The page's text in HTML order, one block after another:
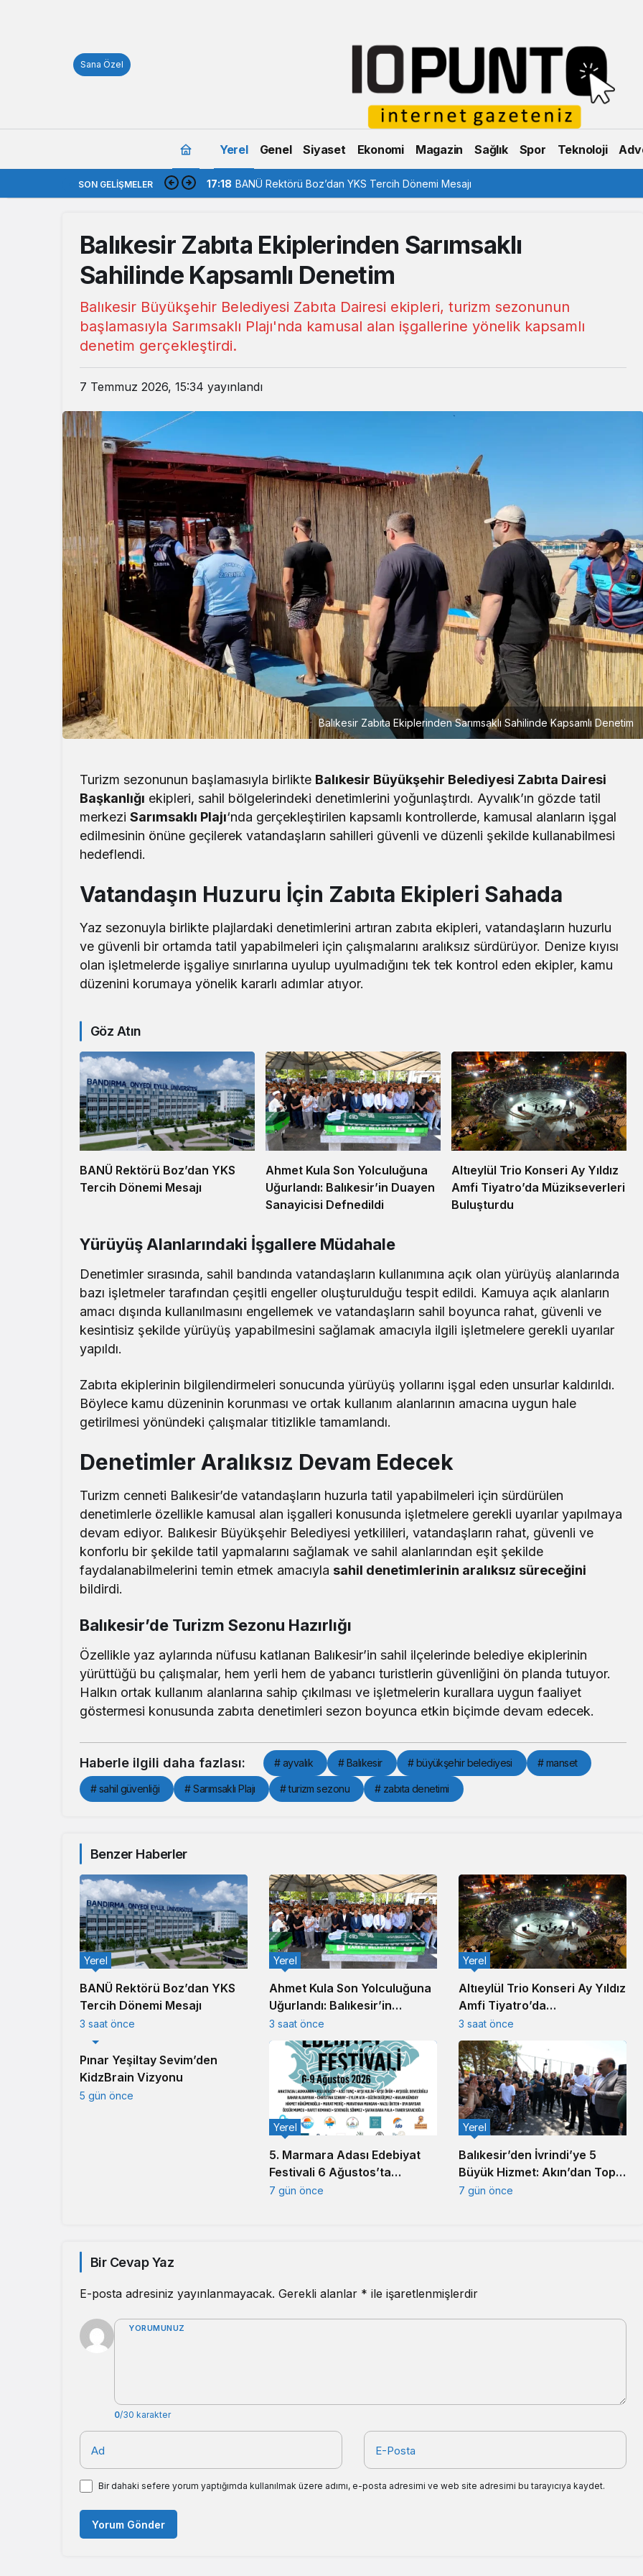
Sana Özel
Yerel Genel Siyaset Ekonomi Magazin Sağlık Spor Teknoloji
SON GELIŞMELER 17:18 BANÜ Rektörü Boz’dan YKS Tercih Dönemi Mesajı
Balıkesir Zabıta Ekiplerinden Sarımsaklı
Sahilinde Kapsamlı Denetim
Balıkesir Büyükşehir Belediyesi Zabıta Dairesi ekipleri, turizm sezonunun
başlamasıyla Sarımsaklı Plajı'nda kamusal alan işgallerine yönelik kapsamlı
denetim gerçekleştirdi.
7 Temmuz 2026, 15:34 yayınlandı
Balıkesir Zabıta Ekiplerinden Sarımsaklı Sahilinde Kapsamlı Denetim
Turizm sezonunun başlamasıyla birlikte Balıkesir Büyükşehir Belediyesi Zabıta Dairesi
Başkanlığı ekipleri, sahil bölgelerindeki denetimlerini yoğunlaştırdı. Ayvalık’ın gözde tatil
merkeziSarımsaklı Plajı‘nda gerçekleştirilen kapsamlı kontrollerde, kamusal alanların işgal
edilmesinin önüne geçilerek vatandaşların sahilleri güvenli ve düzenli şekilde kullanabilmesi
hedeflendi.
Vatandaşın Huzuru İçin Zabıta Ekipleri Sahada
Yaz sezonuyla birlikte plajlardaki denetimlerini artıran zabıta ekipleri, vatandaşların huzurlu
ve güvenli bir ortamda tatil yapabilmeleri için çalışmalarını aralıksız sürdürüyor. Denize kıyısı
olan işletmelerde işgaliye sınırlarına uyulup uyulmadığını tek tek kontrol eden ekipler, kamu
düzenini korumaya yönelik kararlı adımlar atıyor.
Göz Atın
BANÜ Rektörü Boz’dan YKS
Tercih Dönemi Mesajı
Ahmet Kula Son Yolculuğuna
Uğurlandı: Balıkesir’in Duayen
Sanayicisi Defnedildi
Altıeylül Trio Konseri Ay Yıldız
Amfi Tiyatro’da Müzikseverleri
Buluşturdu
Yürüyüş Alanlarındaki İşgallere Müdahale
Denetimler sırasında, sahil bandında vatandaşların kullanımına açık olan yürüyüş alanlarında
bazı işletmeler tarafından çeşitli engeller oluşturulduğu tespit edildi. Kamuya açık alanların
amacı dışında kullanılmasını engellemek ve vatandaşların sahil boyunca rahat, güvenli ve
kesintisiz şekilde yürüyüş yapabilmesini sağlamak amacıyla ilgili işletmelere gerekli uyarılar
yapıldı.
Zabıta ekiplerinin bilgilendirmeleri sonucunda yürüyüş yollarını işgal eden unsurlar kaldırıldı.
Böylece kamu düzeninin korunması ve ortak kullanım alanlarının amacına uygun hale
getirilmesi yönündeki çalışmalar titizlikle tamamlandı.
Denetimler Aralıksız Devam Edecek
Turizm cenneti Balıkesir’de vatandaşların huzurla tatil yapabilmeleri için sürdürülen
denetimlerle özellikle kamusal alan işgalleri konusunda işletmelere gerekli uyarılar yapılmaya
devam ediyor. Balıkesir Büyükşehir Belediyesi yetkilileri, vatandaşların rahat, güvenli ve
konforlu bir şekilde tatil yapmalarını sağlamak ve sahil alanlarından eşit şekilde
faydalanabilmelerini temin etmek amacıyla sahil denetimlerinin aralıksız süreceğini
bildirdi.
Balıkesir’de Turizm Sezonu Hazırlığı
Özellikle yaz aylarında nüfusu katlanan Balıkesir’in sahil ilçelerinde belediye ekiplerinin
yürüttüğü bu çalışmalar, hem yerli hem de yabancı turistlerin güvenliğini ön planda tutuyor.
Halkın ortak kullanım alanlarına sahip çıkılması ve işletmelerin kurallara uygun faaliyet
göstermesi konusunda zabıta denetimleri sezon boyunca etkin biçimde devam edecek.
Haberle ilgili daha fazlası: # ayvalık # Balıkesir # büyükşehir belediyesi # manset
# sahil güvenliği # Sarımsaklı Plajı # turizm sezonu # zabıta denetimi
Benzer Haberler
BANÜ Rektörü Boz’dan YKS
Tercih Dönemi Mesajı
Yerel
3 saat önce
Ahmet Kula Son Yolculuğuna
Uğurlandı: Balıkesir’in
Duayen Sanayicisi Defnedildi
Yerel
3 saat önce
Altıeylül Trio Konseri Ay Yıldız
Amfi Tiyatro’da
Müzikseverleri Buluşturdu
Yerel
3 saat önce
Pınar Yeşiltay Sevim’den
KidzBrain Vizyonu
5 gün önce
5. Marmara Adası Edebiyat
Festivali 6 Ağustos’ta
başlıyor
Yerel
7 gün önce
Balıkesir’den İvrindi’ye 5
Büyük Hizmet: Akın’dan Toplu
Açılış Töreni
Yerel
7 gün önce
Bir Cevap Yaz
E-posta adresiniz yayınlanmayacak. Gerekli alanlar * ile işaretlenmişlerdir
YORUMUNUZ
0/30 karakter
Ad E-Posta
Bir dahaki sefere yorum yaptığımda kullanılmak üzere adımı, e-posta adresimi ve web site adresimi bu tarayıcıya kaydet.
Yorum Gönder
BANÜ Rektörü Boz’dan YKS